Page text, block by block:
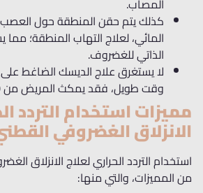
كذلك يتم حقن المنطقة حول العصب
المائي، لعلاج التهاب المنطقة؛
الذاتي للغضروف.
لا يستغرق علاج الديسك الضاغط على
وقت طويل، فقد يمكث المريض من 30 إلى 60 دقيقة.
مميزات استخدام التردد
الانزلاق الغضروفي
استخدام التردد الحراري لعلاج الانزلاق
من المميزات، والتي منها: